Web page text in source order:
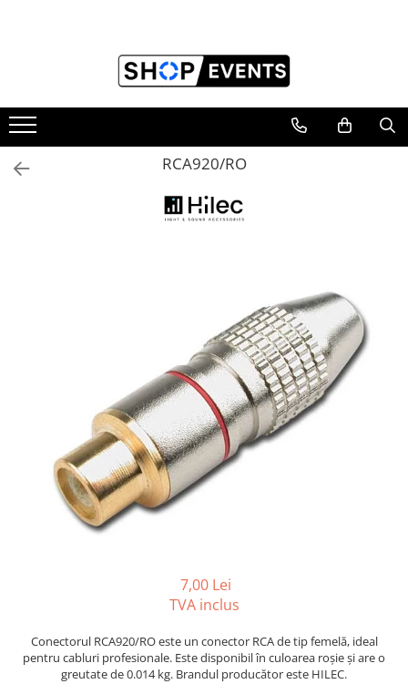
Toate Produsele
Memorii USB
Memorii USB din Lemn
Memorii USB cu pix si cutie lemn
Memorii USB Cristal in Cutie
Memorie USB Stick dop de pluta
Boxe Active
Boxe Portabile
Huse Boxe
Piese & componente - Boxe
Difuzoare coaxiale
Microfoane
RCA920/RO
7,00 Lei
TVA inclus
Conectorul RCA920/RO este un conector RCA de tip femelă, ideal
pentru cabluri profesionale. Este disponibil în culoarea roșie și are o
greutate de 0.014 kg. Brandul producător este HILEC.